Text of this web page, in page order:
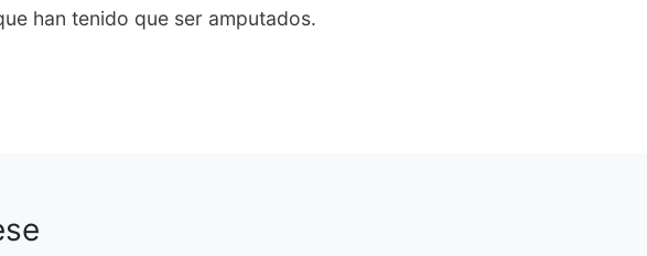
han tenido que ser amputados.